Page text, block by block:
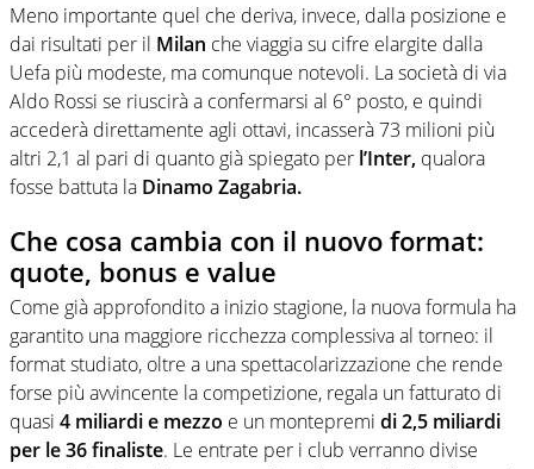
Meno importante quel che deriva, invece, dalla posizione e
dai risultati per il Milan che viaggia su cifre elargite dalla
Uefa più modeste, ma comunque notevoli. La società di via
Aldo Rossi se riuscirà a confermarsi al 6° posto, e quindi
accederà direttamente agli ottavi, incasserà 73 milioni più
altri 2,1 al pari di quanto già spiegato per l’Inter, qualora
fosse battuta la Dinamo Zagabria.
Che cosa cambia con il nuovo format:
quote, bonus e value
Come già approfondito a inizio stagione, la nuova formula ha
garantito una maggiore ricchezza complessiva al torneo: il
format studiato, oltre a una spettacolarizzazione che rende
forse più avvincente la competizione, regala un fatturato di
quasi 4 miliardi e mezzo e un montepremi di 2,5 miliardi
per le 36 finaliste. Le entrate per i club verranno divise